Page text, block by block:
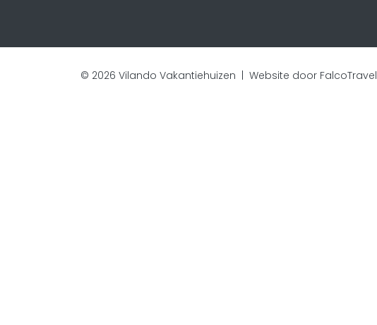
© 2026 Vilando Vakantiehuizen | Website door FalcoTravel